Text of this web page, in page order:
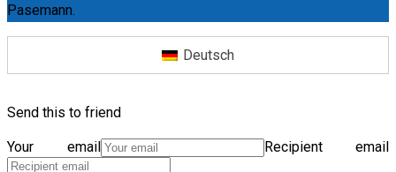
Pasemann.
Deutsch
Send this to friend
Your email Recipient email